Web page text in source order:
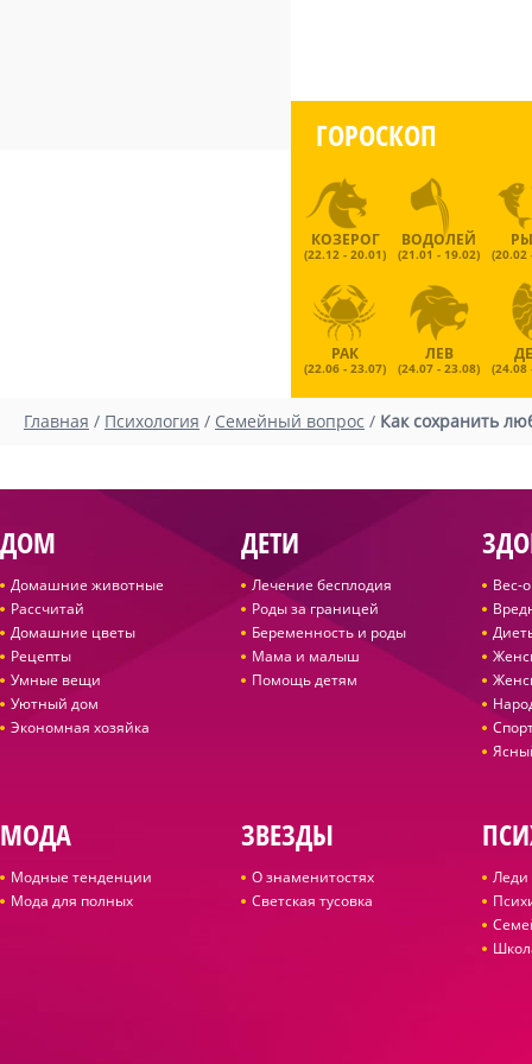
ГОРОСКОП
КОЗЕРОГ
(22.12 - 20.01)
ВОДОЛЕЙ
(21.01 - 19.02) (20.02
РАК
(22.06 - 23.07)
ЛЕВ
(24.07 - 23.08) (24.08
Главная / Психология / Семейный вопрос / Как сохранить
ДОМ
Домашние животные
Рассчитай
Домашние цветы
Рецепты
Умные вещи
Уютный дом
Экономная хозяйка
ДЕТИ
Лечение бесплодия
Роды за границей
Беременность и роды
Мама и малыш
Помощь детям
Вес-
МОДА
Модные тенденции
Мода для полных
ЗВЕЗДЫ
О знаменитостях
Светская тусовка
Леди